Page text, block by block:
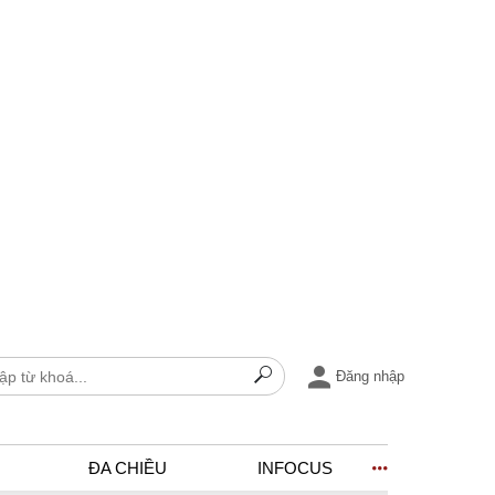
Đăng nhập
ĐA CHIỀU INFOCUS